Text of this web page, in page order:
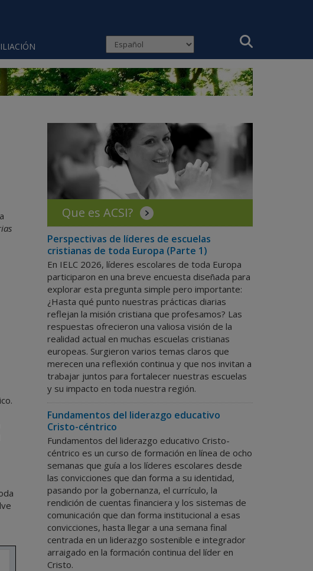
Que es ACSI?
Perspectivas de líderes de escuelas
cristianas de toda Europa (Parte 1)
En IELC 2026, líderes escolares de toda Europa
participaron en una breve encuesta diseñada para
explorar esta pregunta simple pero importante:
¿Hasta qué punto nuestras prácticas diarias
reflejan la misión cristiana que profesamos? Las
respuestas ofrecieron una valiosa visión de la
realidad actual en muchas escuelas cristianas
europeas. Surgieron varios temas claros que
merecen una reflexión continua y que nos invitan a
trabajar juntos para fortalecer nuestras escuelas
y su impacto en toda nuestra región.
Fundamentos del liderazgo educativo
Cristo-céntrico
Fundamentos del liderazgo educativo Cristo-
céntrico es un curso de formación en línea de ocho
semanas que guía a los líderes escolares desde
las convicciones que dan forma a su identidad,
pasando por la gobernanza, el currículo, la
rendición de cuentas financiera y los sistemas de
comunicación que dan forma institucional a esas
convicciones, hasta llegar a una semana final
centrada en un liderazgo sostenible e integrador
arraigado en la formación continua del líder en
Cristo.